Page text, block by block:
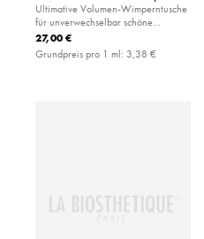
Ultimative Volumen-Wimperntusche
für unverwechselbar schöne
Wimpern
27,00 €
Grundpreis pro 1 ml: 3,38 €